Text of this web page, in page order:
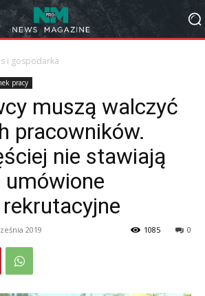
i gospodarka
pracy
muszą walczyć
pracowników.
nie stawiają
umówione
2019 0
1085